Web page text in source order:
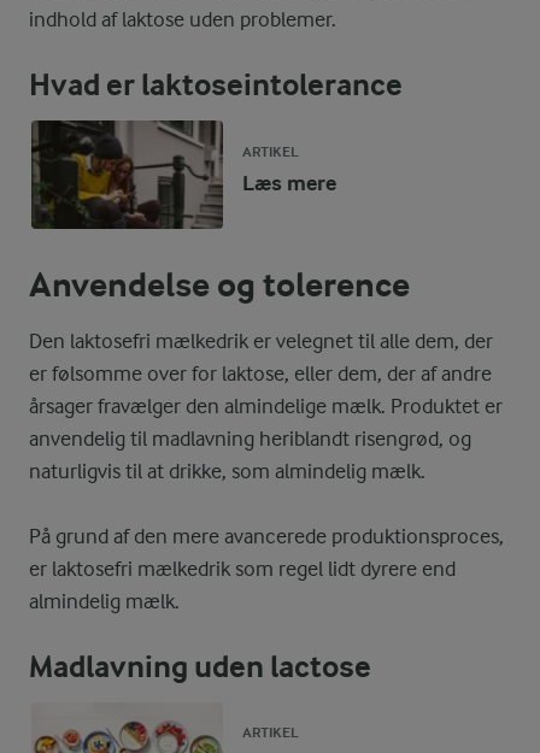
indhold af laktose uden problemer.
Hvad er laktoseintolerance
ARTIKEL
Læs mere
Anvendelse og tolerence
Den laktosefri mælkedrik er velegnet til alle dem, der
er følsomme over for laktose, eller dem, der af andre
årsager fravælger den almindelige mælk. Produktet er
anvendelig til madlavning heriblandt risengrød, og
naturligvis til at drikke, som almindelig mælk.
På grund af den mere avancerede produktionsproces,
er laktosefri mælkedrik som regel lidt dyrere end
almindelig mælk.
Madlavning uden lactose
ARTIKEL